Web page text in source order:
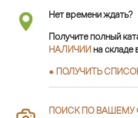
Нет времени ждать?
Получите полный
НАЛИЧИИ на складе
● ПОЛУЧИТЬ
ПОИСК ПО ВАШЕМУ